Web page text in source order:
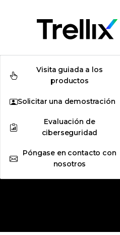
Visita guiada a los
productos
Solicitar una demostración
Evaluación de
ciberseguridad
Póngase en contacto con
nosotros
Home
What